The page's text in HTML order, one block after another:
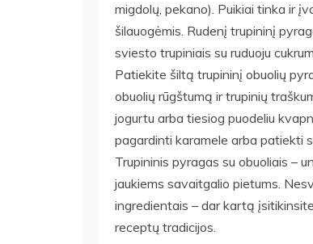
migdolų, pekano). Puikiai tinka ir
šilauogėmis. Rudenį trupininį
sviesto trupiniais su ruduoju
Patiekite šiltą trupininį obuolių
obuolių rūgštumą ir trupinių
jogurtu arba tiesiog puodeliu
pagardinti karamele arba patiekti
Trupininis pyragas su obuoliais –
jaukiems savaitgalio pietums.
ingredientais – dar kartą
receptų tradicijos.